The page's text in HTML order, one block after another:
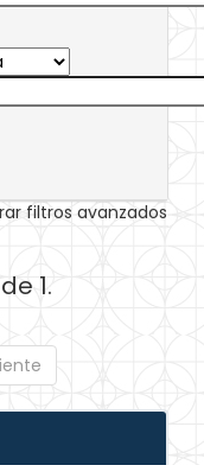
filtros avanzados
1.